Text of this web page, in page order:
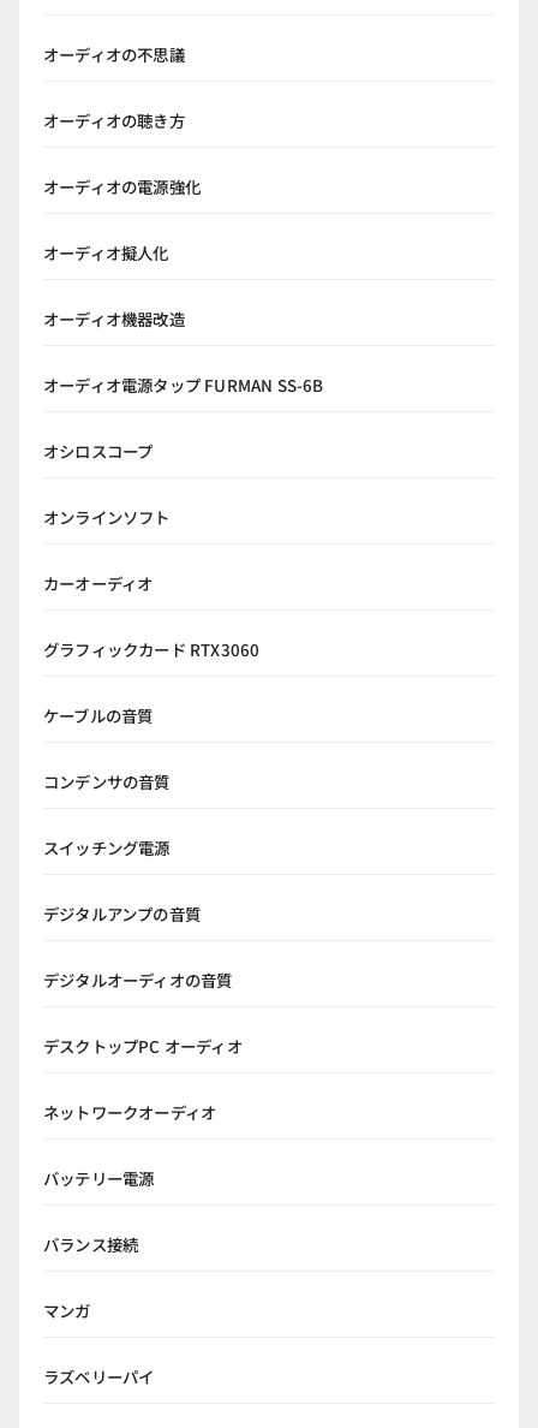
オーディオの不思議
オーディオの聴き方
オーディオの電源強化
オーディオ擬人化
オーディオ機器改造
オーディオ電源タップ FURMAN SS-6B
オシロスコープ
オンラインソフト
カーオーディオ
グラフィックカード RTX3060
ケーブルの音質
コンデンサの音質
スイッチング電源
デジタルアンプの音質
デジタルオーディオの音質
デスクトップPC オーディオ
ネットワークオーディオ
バッテリー電源
バランス接続
マンガ
ラズベリーパイ